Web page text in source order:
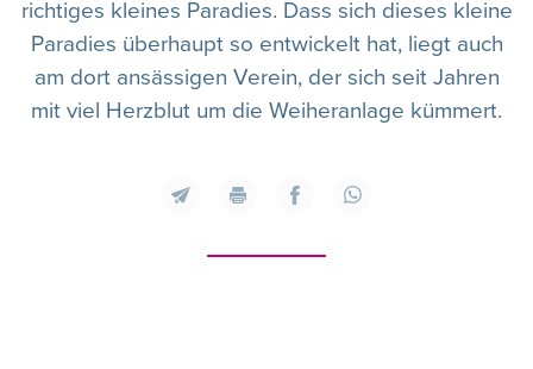
richtiges kleines Paradies. Dass sich dieses kleine
Paradies überhaupt so entwickelt hat, liegt auch
am dort ansässigen Verein, der sich seit Jahren
mit viel Herzblut um die Weiheranlage kümmert.